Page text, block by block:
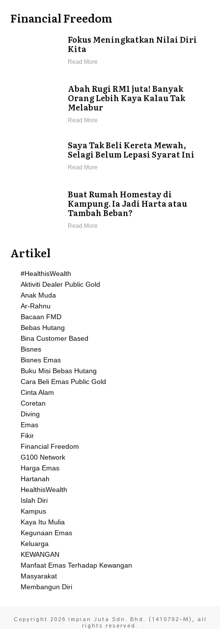
Financial Freedom
Fokus Meningkatkan Nilai Diri
Kita
Read More
Abah Rugi RM1 juta! Banyak
Orang Lebih Kaya Kalau Tak
Melabur
Read More
Saya Tak Beli Kereta Mewah,
Selagi Belum Lepasi Syarat Ini
Read More
Buat Rumah Homestay di
Kampung. Ia Jadi Harta atau
Tambah Beban?
Read More
Artikel
#HealthisWealth
Aktiviti Dealer Public Gold
Anak Muda
Ar-Rahnu
Bacaan FMD
Bebas Hutang
Bina Customer Based
Bisnes
Bisnes Emas
Buku Misi Bebas Hutang
Cara Beli Emas Public Gold
Cinta Alam
Coretan
Diving
Emas
Fikir
Financial Freedom
G100 Network
Harga Emas
Hartanah
HealthisWealth
Islah Diri
Kampus
Kaya Itu Mulia
Kegunaan Emas
Keluarga
KEWANGAN
Manfaat Emas Terhadap Kewangan
Masyarakat
Membangun Diri
Copyright 2026 Impian Juta Sdn. Bhd. (1410792-M) , all
rights reserved.